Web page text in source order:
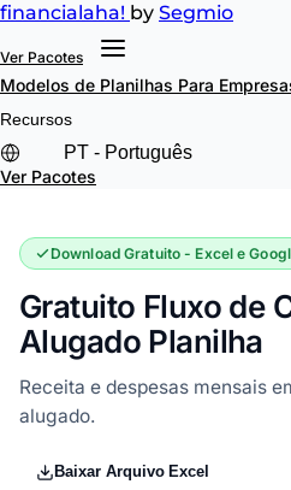
financialaha! by Segmio
Ver Pacotes
Modelos de Planilhas Para
Recursos
Ver Pacotes
Download Gratuito - Excel e
Gratuito Fluxo de
Alugado Planilha
Receita e despesas mensais
alugado.
Baixar Arquivo Excel